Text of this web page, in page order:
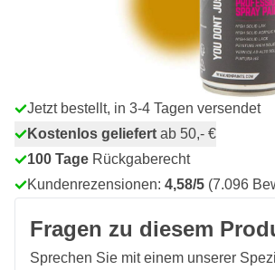
In den
Jetzt bestellt, in 3-4 Tagen versendet
Kostenlos geliefert ab 50,- €
100 Tage Rückgaberecht
Kundenrezensionen: 4,58/5 (7.096
Fragen zu diesem
Sprechen Sie mit einem unserer